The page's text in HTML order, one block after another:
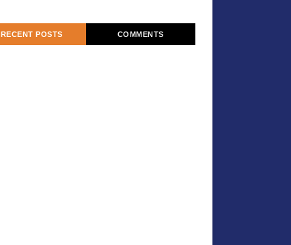
RECENT POSTS COMMENTS